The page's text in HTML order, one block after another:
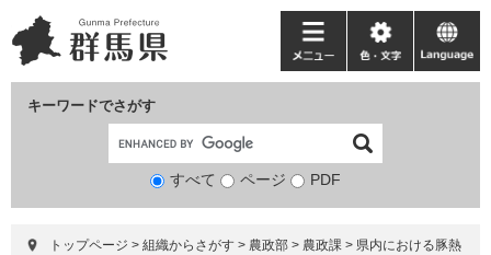
ー
ジ
ニ
ュ
て
キーワードでさがす
検
象
すべて ページ PDF
メ
ニ
ー
色・
文
language
トップページ > 組織からさがす > 農政部 > 農政課 > 県内における豚熱